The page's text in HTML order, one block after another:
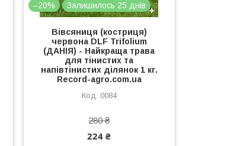
–20% Залишилось 25 днів
Вівсяниця (костриця)
червона DLF Trifolium
(ДАНІЯ) - Найкраща трава
для тінистих та
напівтінистих ділянок 1 кг.
Record-agro.com.ua
0084
280 ₴
224 ₴